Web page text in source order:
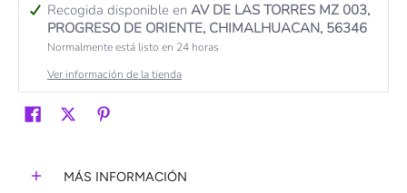
Recogida disponible en AV DE LAS TORRES MZ 003,
PROGRESO DE ORIENTE, CHIMALHUACAN, 56346
Normalmente está listo en 24 horas
Ver información de la tienda
MÁS INFORMACIÓN